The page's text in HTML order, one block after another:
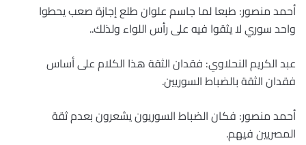
أحمد منصور: طبعا لما جاسم علوان طلع إجازة صعب يحطوا
واحد سوري لا يثقوا فيه على رأس اللواء ولذلك..
عبد الكريم النحلاوي: فقدان الثقة هذا الكلام على أساس
فقدان الثقة بالضباط السوريين.
أحمد منصور: فكان الضباط السوريون يشعرون بعدم ثقة
المصريين فيهم.